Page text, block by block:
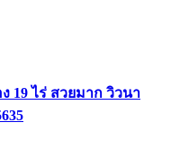
19 ไร่ สวยมาก วิวนา